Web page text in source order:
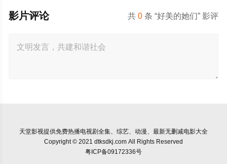
共0 条 “好美的她们” 影评
影片评论
天堂影视提供免费热播电视剧全集、综艺、动漫、最新无删减电影大全
Copyright © 2021 dtksdkj.com All Rights Reserved
粤ICP备09172336号